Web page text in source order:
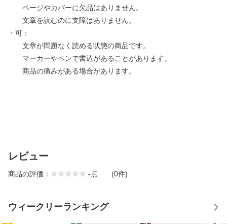
ページやカバーに欠品はありません。
文章を読むのに支障はありません。
・可：
文章が問題なく読める状態の商品です。
マーカーやペンで書込があることがあります。
商品の痛みがある場合があります。
レビュー
商品の評価： -点 (0件)
ウィークリーランキング
1 2 3 4